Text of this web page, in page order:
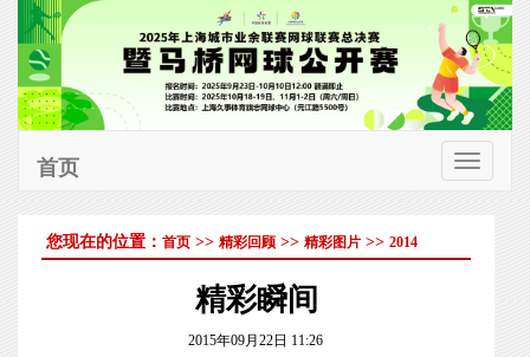
切
首页
您现在的位置：首页 >>精彩回顾 >>精彩图片 >>2014
精彩瞬间
2015年09月22日 11:26